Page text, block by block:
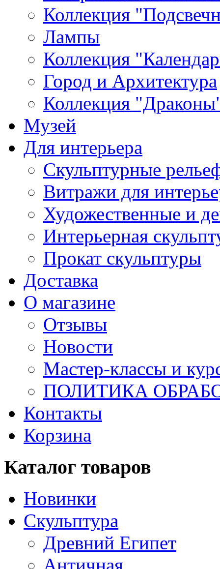
Коллекция
Лампы
Коллекция
Город и Архитектура
Коллекция
Музей
Для интерьера
Скульптурные
Витражи для
Художественные и
Интерьерная
Прокат скульптуры
Доставка
О магазине
Отзывы
Новости
Мастер-классы и
ПОЛИТИКА
Контакты
Корзина
Каталог товаров
Новинки
Скульптура
Древний Египет